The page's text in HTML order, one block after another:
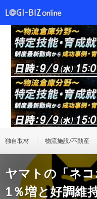
独自取材 物流施設/不動産
ヤマトの「ネ
1％増と好調維